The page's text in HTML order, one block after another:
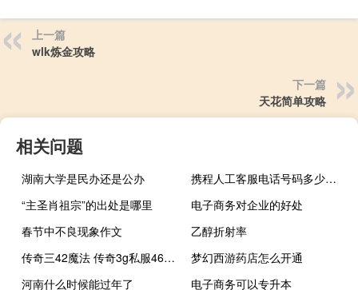
上一篇
wlk炼金攻略
下一篇
天花简单攻略
相关问题
湖南大学是民办还是公办
携程人工客服电话号码多少（携程人工客服电话多少）
“主圣肖祖宗”的出处是哪里
电子商务对企业的好处
春节中不良现象作文
乙醇折射率
传奇三42魔法 传奇3g私服46魔法
梦幻西游药店怎么开通
河南什么时候能过年了
电子商务可以专升本